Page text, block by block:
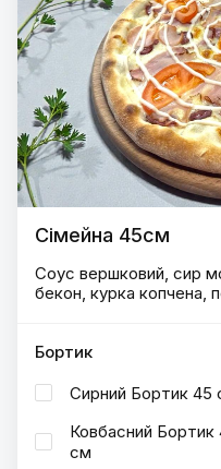
Сімейна 45см
Соус вершковий, сир
бекон, курка копчена,
Бортик
Сирний Бортик 45
Ковбасний Бортик
см